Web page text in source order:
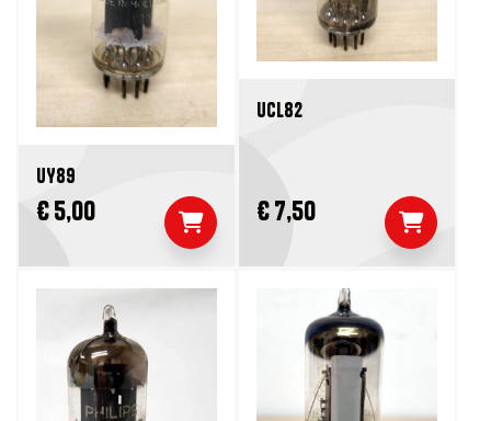
UY89
€ 5,00
UCL82
€ 7,50